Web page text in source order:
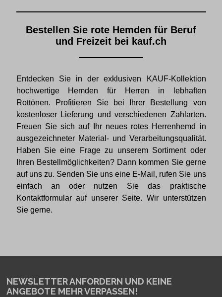
Bestellen Sie rote Hemden für Beruf
und Freizeit bei kauf.ch
Entdecken Sie in der exklusiven KAUF-Kollektion
hochwertige Hemden für Herren in lebhaften
Rottönen. Profitieren Sie bei Ihrer Bestellung von
kostenloser Lieferung und verschiedenen Zahlarten.
Freuen Sie sich auf Ihr neues rotes Herrenhemd in
ausgezeichneter Material- und Verarbeitungsqualität.
Haben Sie eine Frage zu unserem Sortiment oder
Ihren Bestellmöglichkeiten? Dann kommen Sie gerne
auf uns zu. Senden Sie uns eine E-Mail, rufen Sie uns
einfach an oder nutzen Sie das praktische
Kontaktformular auf unserer Seite. Wir unterstützen
Sie gerne.
NEWSLETTER ANFORDERN UND KEINE
ANGEBOTE MEHR VERPASSEN!